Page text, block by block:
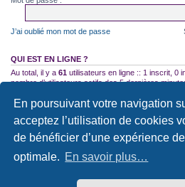
En poursuivant votre navigation
acceptez l’utilisation de cookies
de bénéficier d’une expérience
optimale. En savoir plus…
J’ai oublié mon mot de passe
QUI EST EN LIGNE ?
Au total, il y a 61 utilisateurs en ligne :: 1 inscrit, 0
nombre d’utilisateurs actifs des 5 dernières
18:04
STATISTIQUES
35522messages •2587sujets •2953 membres •
Site internet de l'association Accueil du